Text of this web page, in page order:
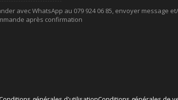
avec WhatsApp au 079 924 06 85, envoyer message
après confirmation